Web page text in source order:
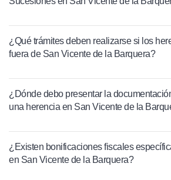
¿Qué trámites deben realizarse si los
fuera de San Vicente de la Barquera?
¿Dónde debo presentar la
una herencia en San Vicente de la
¿Existen bonificaciones fiscales
en San Vicente de la Barquera?